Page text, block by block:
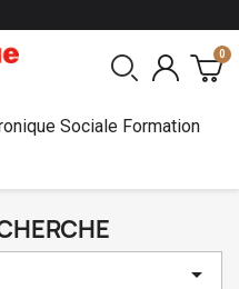
Sociale Formation
